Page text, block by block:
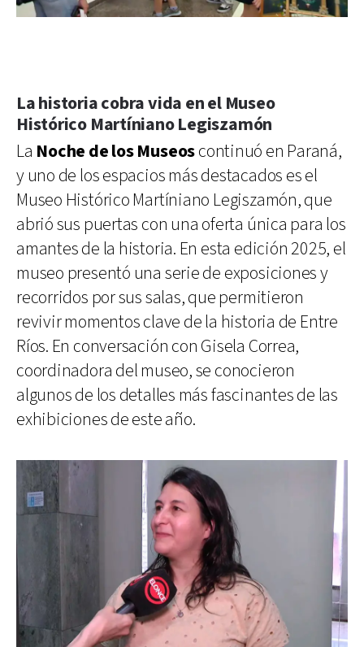
La historia cobra vida en el Museo
Histórico Martíniano Legiszamón
La Noche de los Museoscontinuó en Paraná,
y uno de los espacios más destacados es el
Museo Histórico Martíniano Legiszamón, que
abrió sus puertas con una oferta única para los
amantes de la historia. En esta edición 2025, el
museo presentó una serie de exposiciones y
recorridos por sus salas, que permitieron
revivir momentos clave de la historia de Entre
Ríos. En conversación con Gisela Correa,
coordinadora del museo, se conocieron
algunos de los detalles más fascinantes de las
exhibiciones de este año.